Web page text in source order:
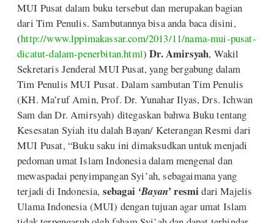
MUI Pusat dalam buku tersebut dan merupakan bagian
dari Tim Penulis. Sambutannya bisa anda baca disini,
(http://www.lppimakassar.com/2013/11/nama-mui-pusat-
dicatut-dalam-penerbitan.html)Dr. Amirsyah, Wakil
Sekretaris Jenderal MUI Pusat, yang bergabung dalam
Tim Penulis MUI Pusat. Dalam sambutan Tim Penulis
(KH. Ma’ruf Amin, Prof. Dr. Yunahar Ilyas, Drs. Ichwan
Sam dan Dr. Amirsyah) ditegaskan bahwa Buku tentang
Kesesatan Syiah itu dalah Bayan/ Keterangan Resmi dari
MUI Pusat, “Buku saku ini dimaksudkan untuk menjadi
pedoman umat Islam Indonesia dalam mengenal dan
mewaspadai penyimpangan Syi’ah, sebagaimana yang
terjadi di Indonesia, sebagai ‘Bayan’resmidari Majelis
Ulama Indonesia (MUI) dengan tujuan agar umat Islam